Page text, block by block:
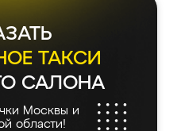
ТАКСИ
САЛОНА
Москвы и
области!